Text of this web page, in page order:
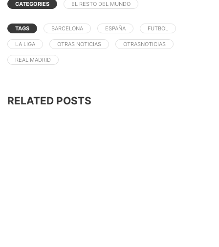
CATEGORIES EL RESTO DEL MUNDO
TAGS BARCELONA ESPAÑA FUTBOL
LA LIGA OTRAS NOTICIAS OTRASNOTICIAS
REAL MADRID
RELATED POSTS